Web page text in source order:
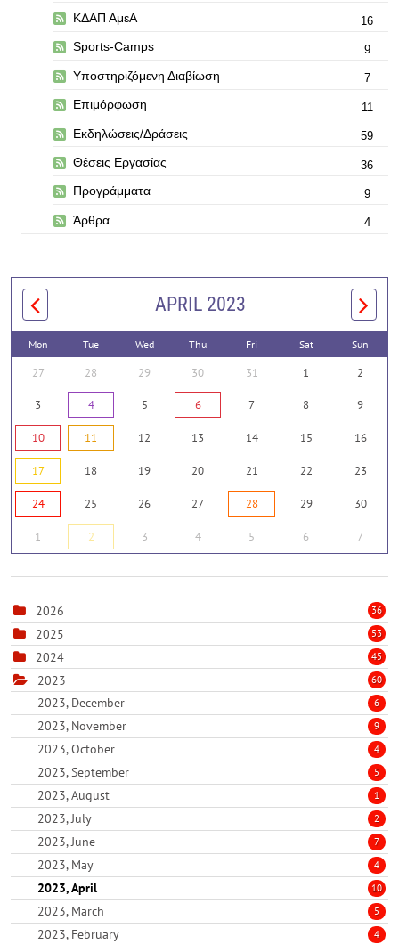
ΚΔΑΠ ΑμεΑ 16
Sports-Camps 9
Υποστηριζόμενη Διαβίωση 7
Επιμόρφωση 11
Εκδηλώσεις/Δράσεις 59
Θέσεις Εργασίας 36
Προγράμματα 9
Άρθρα 4
APRIL 2023
Mon Tue Wed Thu Fri Sat Sun
27 28 29 30 31 1 2
3 4 5 6 7 8 9
10 11 12 13 14 15 16
17 18 19 20 21 22 23
24 25 26 27 28 29 30
1 2 3 4 5 6 7
2026 36
2025 53
2024 45
2023 60
2023, December 6
2023, November 9
2023, October 4
2023, September 5
2023, August 1
2023, July 2
2023, June 7
2023, May 4
2023, April 10
2023, March 5
2023, February 4